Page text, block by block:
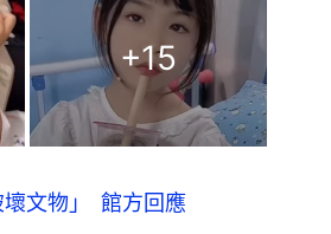
+15
壞文物｣ 館方回應